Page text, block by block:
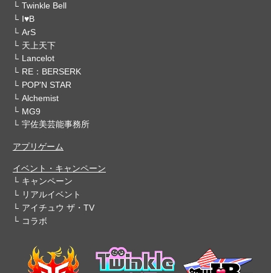
Twinkle Bell
I♥B
ArS
天上天下
Lancelot
RE：BERSERK
POP'N STAR
Alchemist
MG9
宇佐美芸能事務所
アプリゲーム
イベント・キャンペーン
キャンペーン
リアルイベント
アイチュウ ザ・TV
コラボ